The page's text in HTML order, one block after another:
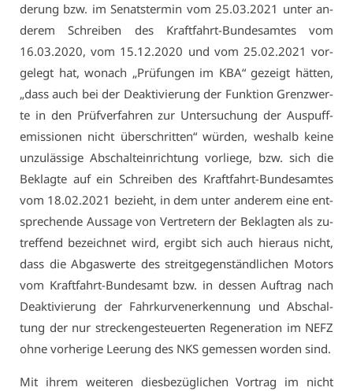
de­rung bzw. im Se­nats­ter­min vom 25.03.2021 un­ter an­
de­rem Schrei­ben des Kraft­fahrt-Bun­des­am­tes vom
16.03.2020, vom 15.12.2020 und vom 25.02.2021 vor­
ge­legt hat, wo­nach „Prü­fun­gen im KBA“ ge­zeigt hät­ten,
„dass auch bei der De­ak­ti­vie­rung der Funk­ti­on Grenz­wer­
te in den Prüf­ver­fah­ren zur Un­ter­su­chung der Aus­puff­
emis­sio­nen nicht über­schrit­ten“ wür­den, wes­halb kei­ne
un­zu­läs­si­ge Ab­schalt­ein­rich­tung vor­lie­ge, bzw. sich die
Be­klag­te auf ein Schrei­ben des Kraft­fahrt-Bun­des­am­tes
vom 18.02.2021 be­zieht, in dem un­ter an­de­rem ei­ne ent­
spre­chen­de Aus­sa­ge von Ver­tre­tern der Be­klag­ten als zu­
tref­fend be­zeich­net wird, er­gibt sich auch hier­aus nicht,
dass die Ab­gas­wer­te des streit­ge­gen­ständ­li­chen Mo­tors
vom Kraft­fahrt-Bun­des­amt bzw. in des­sen Auf­trag nach
De­ak­ti­vie­rung der Fahr­kur­ven­er­ken­nung und Ab­schal­
tung der nur stre­cken­ge­steu­er­ten Re­ge­ne­ra­ti­on im NEFZ
oh­ne vor­he­ri­ge Lee­rung des NKS ge­mes­sen wor­den sind.
Mit ih­rem wei­te­ren dies­be­züg­li­chen Vor­trag im nicht